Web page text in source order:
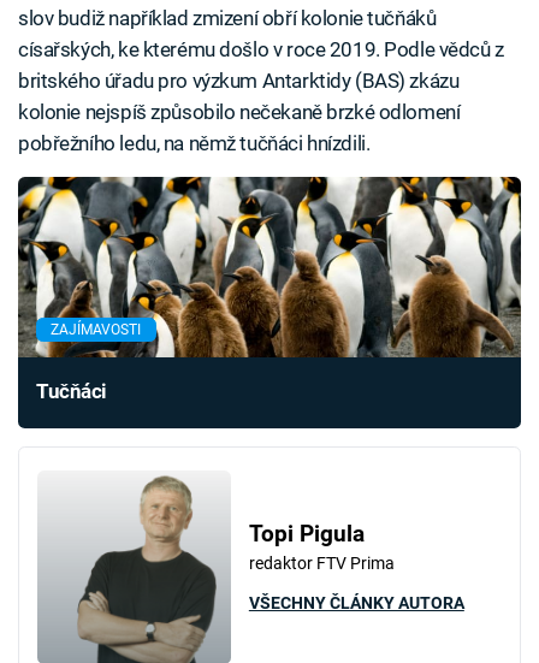
slov budiž například zmizení obří kolonie tučňáků
císařských, ke kterému došlo v roce 2019. Podle vědců z
britského úřadu pro výzkum Antarktidy (BAS) zkázu
kolonie nejspíš způsobilo nečekaně brzké odlomení
pobřežního ledu, na němž tučňáci hnízdili.
ZAJÍMAVOSTI
Tučňáci
Topi Pigula
redaktor FTV Prima
VŠECHNY ČLÁNKY AUTORA